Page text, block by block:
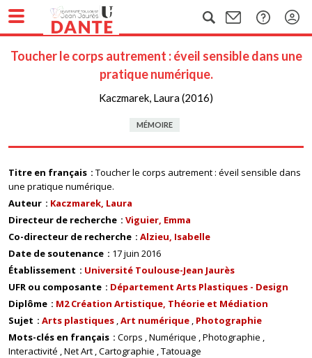
Toucher le corps autrement : éveil sensible dans une
pratique numérique.
Kaczmarek, Laura (2016)
MÉMOIRE
Titre en français
Toucher le corps autrement : éveil sensible dans
une pratique numérique.
Auteur
Kaczmarek, Laura
Directeur de recherche
Viguier, Emma
Co-directeur de recherche
Alzieu, Isabelle
Date de soutenance
17 juin 2016
Établissement
Université Toulouse-Jean Jaurès
UFR ou composante
Département Arts Plastiques - Design
Diplôme
M2 Création Artistique, Théorie et Médiation
Sujet
Arts plastiques Art numérique Photographie
Mots-clés en français
Corps Numérique Photographie
Interactivité Net Art Cartographie Tatouage